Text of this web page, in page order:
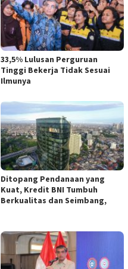
33,5% Lulusan Perguruan
Tinggi Bekerja Tidak Sesuai
Ilmunya
Ditopang Pendanaan yang
Kuat, Kredit BNI Tumbuh
Berkualitas dan Seimbang,